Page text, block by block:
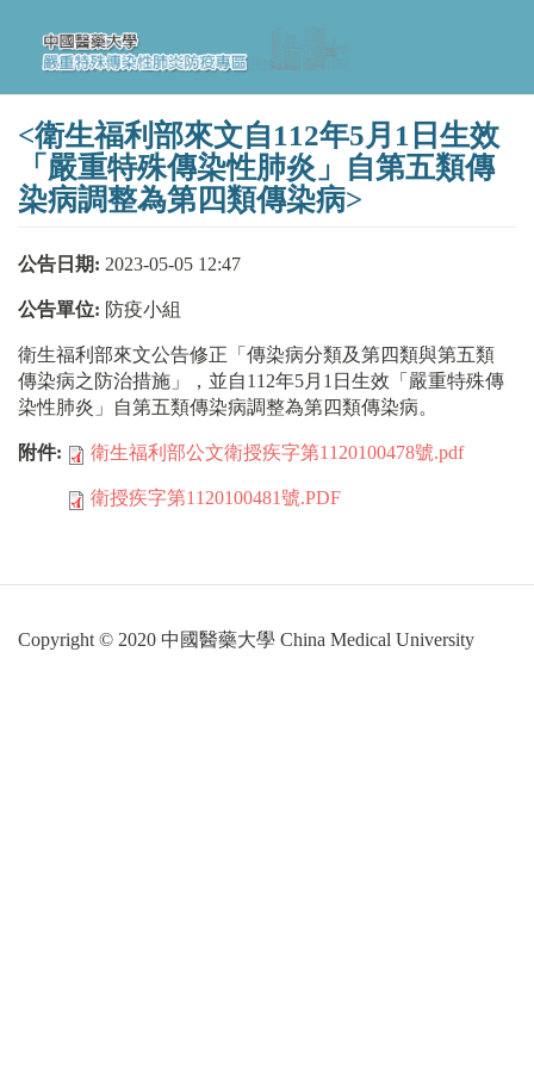
內
<衛生福利部來文自112年5月1日生效
「嚴重特殊傳染性肺炎」自第五類傳
染病調整為第四類傳染病>
公告日期: 2023-05-05 12:47
公告單位: 防疫小組
衛生福利部來文公告修正「傳染病分類及第四類與第五類
傳染病之防治措施」，並自112年5月1日生效「嚴重特殊傳
染性肺炎」自第五類傳染病調整為第四類傳染病。
附件: 衛生福利部公文衛授疾字第1120100478號.pdf
衛授疾字第1120100481號.PDF
Copyright © 2020 中國醫藥大學 China Medical University